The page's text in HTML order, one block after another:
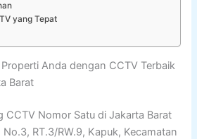
yang Tepat
Anda dengan CCTV Terbaik
Barat
CCTV Nomor Satu di Jakarta Barat
RT.3/RW.9, Kapuk, Kecamatan